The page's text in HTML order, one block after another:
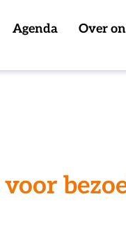
Agenda Over